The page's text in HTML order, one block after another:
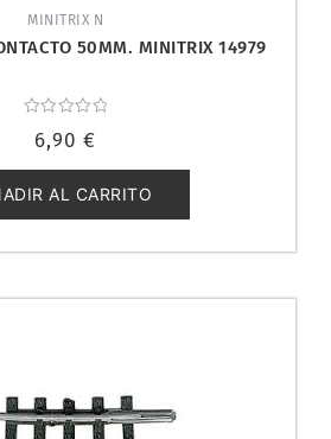
MINITRIX N
50MM. MINITRIX 14979
con
de
5
6,90 €
AL CARRITO